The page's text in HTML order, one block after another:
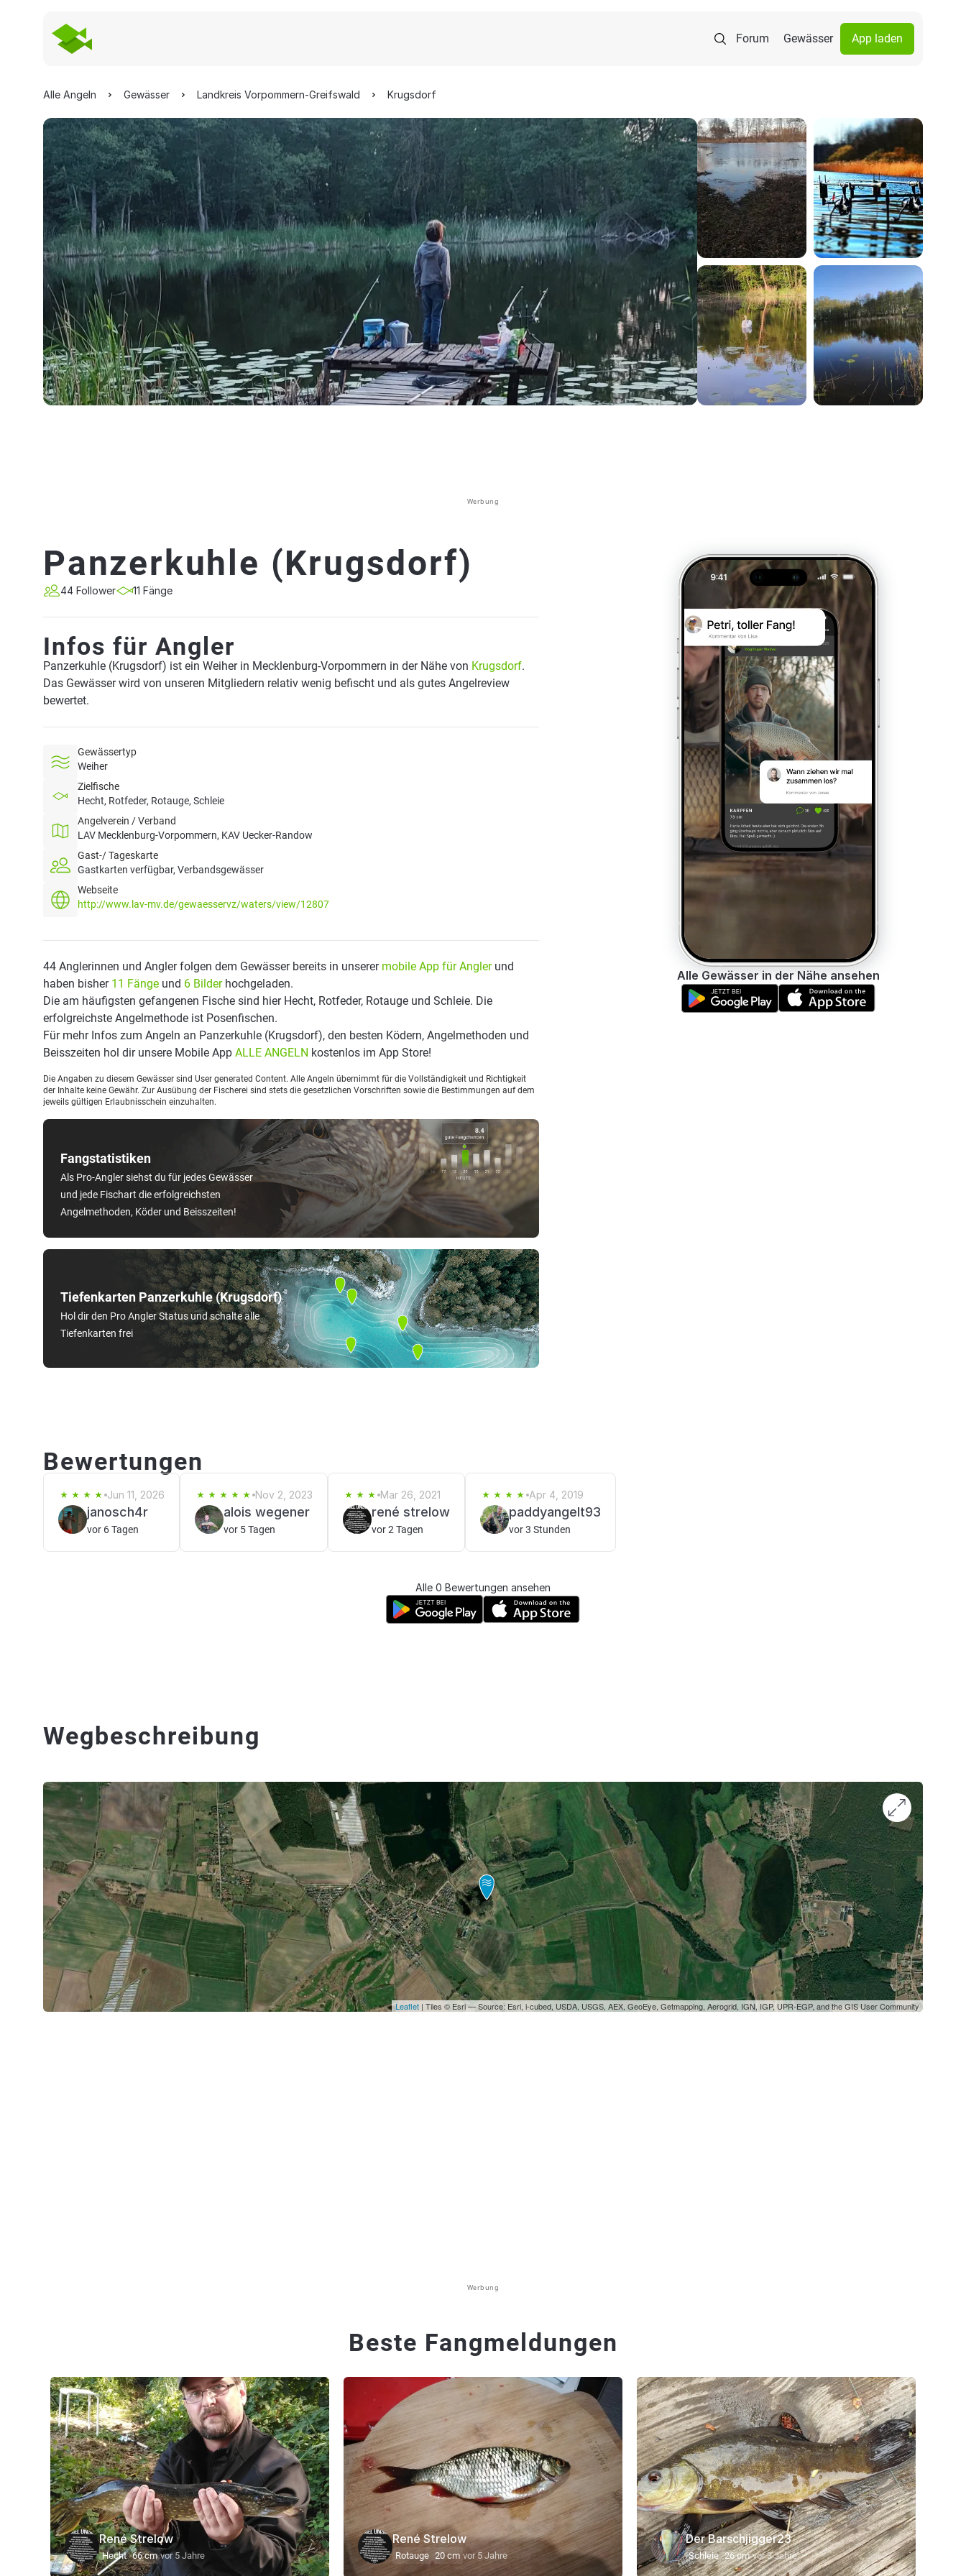
Forum Gewässer App laden
Alle Angeln Gewässer Landkreis Vorpommern-Greifswald Krugsdorf
Werbung
Panzerkuhle (Krugsdorf)
44 Follower 11 Fänge
Infos für Angler
Panzerkuhle (Krugsdorf) ist ein Weiher in Mecklenburg-Vorpommern in der Nähe von Krugsdorf.
Das Gewässer wird von unseren Mitgliedern relativ wenig befischt und als gutes Angelreview
bewertet.
Gewässertyp
Weiher
Zielfische
Hecht, Rotfeder, Rotauge, Schleie
Angelverein / Verband
LAV Mecklenburg-Vorpommern, KAV Uecker-Randow
Gast-/ Tageskarte
Gastkarten verfügbar, Verbandsgewässer
Webseite
http://www.lav-mv.de/gewaesservz/waters/view/12807
Tiefenkarten Panzerkuhle (Krugsdorf)
Hol dir den Pro Angler Status und schalte alle
Tiefenkarten frei
Fangstatistiken
Als Pro-Angler siehst du für jedes Gewässer
und jede Fischart die erfolgreichsten
Angelmethoden, Köder und Beisszeiten!
44 Anglerinnen und Angler folgen dem Gewässer bereits in unserer mobile App für Anglerund
haben bisher 11 Fänge und 6 Bilderhochgeladen.
Die am häufigsten gefangenen Fische sind hier Hecht, Rotfeder, Rotauge und Schleie. Die
erfolgreichste Angelmethode ist Posenfischen.
Für mehr Infos zum Angeln an Panzerkuhle (Krugsdorf), den besten Ködern, Angelmethoden und
Beisszeiten hol dir unsere Mobile App ALLE ANGELN kostenlos im App Store!
Die Angaben zu diesem Gewässer sind User generated Content. Alle Angeln übernimmt für die Vollständigkeit und Richtigkeit
der Inhalte keine Gewähr. Zur Ausübung der Fischerei sind stets die gesetzlichen Vorschriften sowie die Bestimmungen auf dem
jeweils gültigen Erlaubnisschein einzuhalten.
Alle Gewässer in der Nähe ansehen
Bewertungen
Jun 11, 2026
janosch4r
vor 6 Tagen
Nov 2, 2023
alois wegener
vor 5 Tagen
Mar 26, 2021
rené strelow
vor 2 Tagen
Apr 4, 2019
paddyangelt93
vor 3 Stunden
Alle 0 Bewertungen ansehen
Wegbeschreibung
Leaflet | Tiles © Esri — Source: Esri, i-cubed, USDA, USGS, AEX, GeoEye, Getmapping, Aerogrid, IGN, IGP, UPR-EGP, and the GIS User Community
Werbung
Beste Fangmeldungen
René Strelow
Hecht 66 cm vor 5 Jahre
René Strelow
Rotauge 20 cm vor 5 Jahre
Der Barschjigger23
Schleie 26 cm vor 3 Jahre